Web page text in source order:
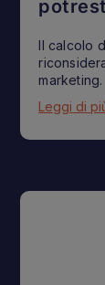
Il calcolo
marketing.
Leggi di